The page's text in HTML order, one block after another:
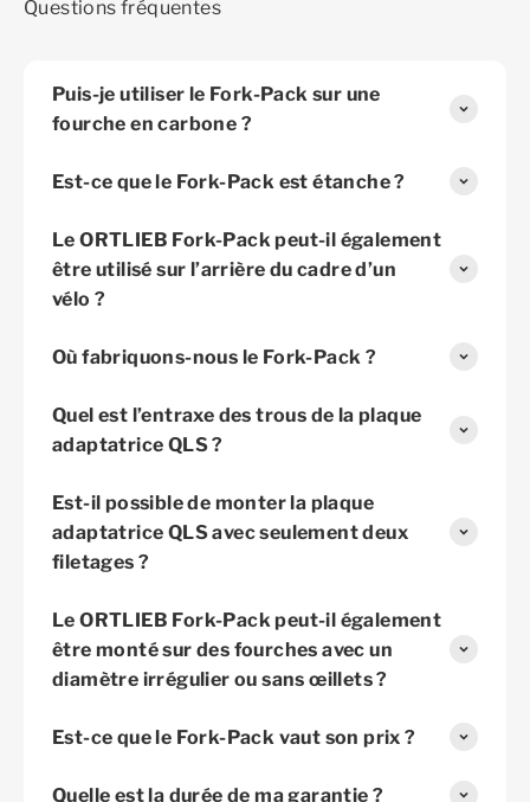
Questions fréquentes
Puis-je utiliser le Fork-Pack sur une
fourche en carbone ?
Est-ce que le Fork-Pack est étanche ?
Le ORTLIEB Fork-Pack peut-il également
être utilisé sur l’arrière du cadre d’un
vélo ?
Où fabriquons-nous le Fork-Pack ?
Quel est l’entraxe des trous de la plaque
adaptatrice QLS ?
Est-il possible de monter la plaque
adaptatrice QLS avec seulement deux
filetages ?
Le ORTLIEB Fork-Pack peut-il également
être monté sur des fourches avec un
diamètre irrégulier ou sans œillets ?
Est-ce que le Fork-Pack vaut son prix ?
Quelle est la durée de ma garantie ?